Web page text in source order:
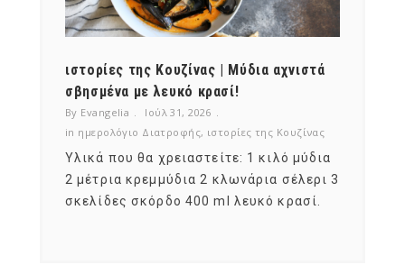
ιστορίες της Κουζίνας | Μύδια αχνιστά
σβησμένα με λευκό κρασί!
By Evangelia
Ιούλ 31, 2026
in ημερολόγιο Διατροφής, ιστορίες της Κουζίνας
Υλικά που θα χρειαστείτε: 1 κιλό μύδια
2 μέτρια κρεμμύδια 2 κλωνάρια σέλερι 3
σκελίδες σκόρδο 400 ml λευκό κρασί.